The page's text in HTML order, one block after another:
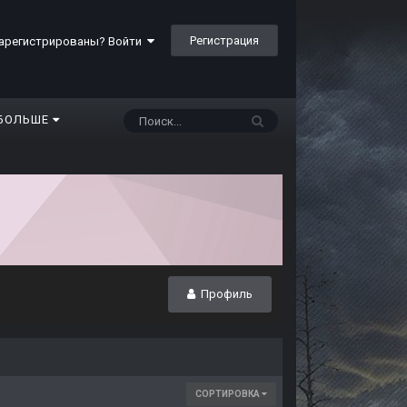
Войти Регистрация
Профиль
СОРТИРОВКА